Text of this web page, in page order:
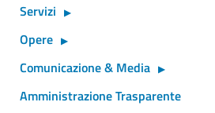
Servizi
Opere
Comunicazione & Media
Amministrazione Trasparente